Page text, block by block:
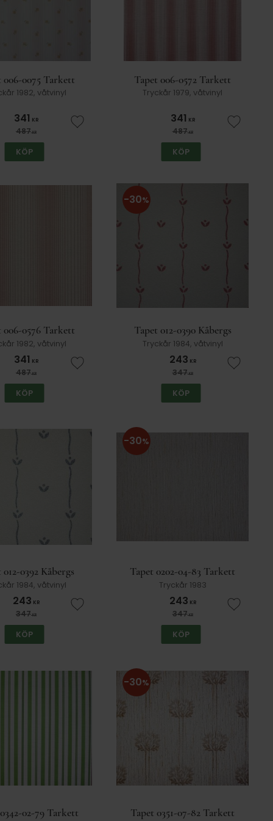
006-0075 Tarkett
1982, våtvinyl
341 KR
487KR Lägg till i favoriter
KÖP
Tapet 006-0572 Tarkett
Tryckår 1979, våtvinyl
341 KR
487KR Lägg
KÖP
006-0576 Tarkett
1982, våtvinyl
341 KR
487KR Lägg till i favoriter
KÖP
Tapet 012-0390 Kåbergs
Tryckår 1984, våtvinyl
243 KR
347KR
30%
Lägg
KÖP
012-0392 Kåbergs
1984, våtvinyl
243 KR
347KR Lägg till i favoriter
KÖP
Tapet 0202-04-83 Tarkett
Tryckår 1983
243 KR
347KR
30%
Lägg
KÖP
02-79 Tarkett Tapet 0351-07-82 Tarkett
30%